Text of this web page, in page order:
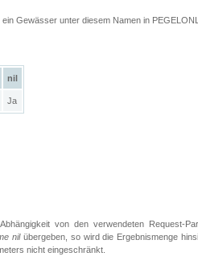
Gewässer unter diesem Namen in
nil
Ja
von den verwendeten Request-
nilübergeben, so wird die Ergebnismenge
nicht eingeschränkt.